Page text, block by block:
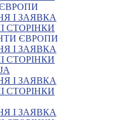
І ЗАЯВКА
СТОРІНКИ
ЄВРОПИ
І ЗАЯВКА
СТОРІНКИ
І ЗАЯВКА
СТОРІНКИ
І ЗАЯВКА